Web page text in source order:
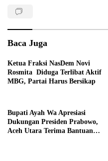
Baca Juga
Ketua Fraksi NasDem Novi
Rosmita Diduga Terlibat Aktif
MBG, Partai Harus Bersikap
Bupati Ayah Wa Apresiasi
Dukungan Presiden Prabowo,
Aceh Utara Terima Bantuan